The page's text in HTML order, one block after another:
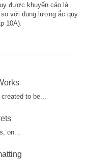
được khuyến cáo là
so với dung lượng ắc quy
10A).
to be...
on...